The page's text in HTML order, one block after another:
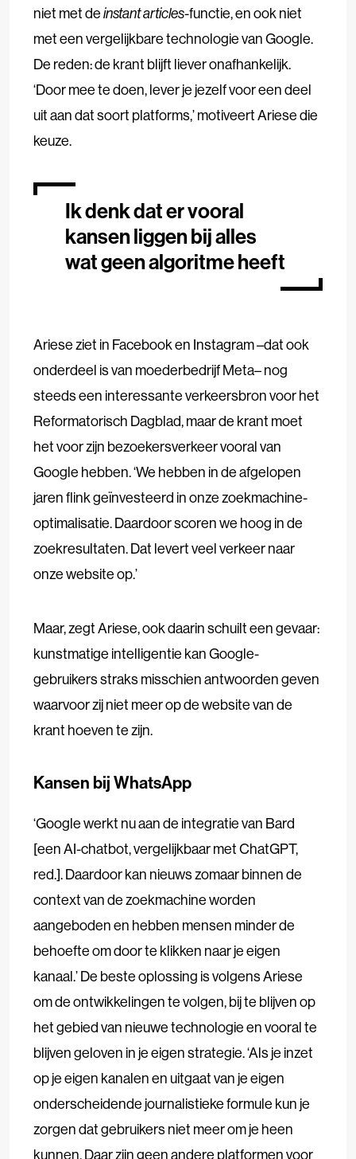
niet met deinstant articles-functie, en ook niet
met een vergelijkbare technologie van Google.
De reden: de krant blijft liever onafhankelijk.
‘Door mee te doen, lever je jezelf voor een deel
uit aan dat soort platforms,’ motiveert Ariese die
keuze.
Ik denk dat er vooral
kansen liggen bij alles
wat geen algoritme heeft
Ariese ziet in Facebook en Instagram –dat ook
onderdeel is van moederbedrijf Meta– nog
steeds een interessante verkeersbron voor het
Reformatorisch Dagblad, maar de krant moet
het voor zijn bezoekersverkeer vooral van
Google hebben. ‘We hebben in de afgelopen
jaren flink geïnvesteerd in onze zoekmachine-
optimalisatie. Daardoor scoren we hoog in de
zoekresultaten. Dat levert veel verkeer naar
onze website op.’
Maar, zegt Ariese, ook daarin schuilt een gevaar:
kunstmatige intelligentie kan Google-
gebruikers straks misschien antwoorden geven
waarvoor zij niet meer op de website van de
krant hoeven te zijn.
Kansen bij WhatsApp
‘Google werkt nu aan de integratie van Bard
[een AI-chatbot, vergelijkbaar met ChatGPT,
red.]. Daardoor kan nieuws zomaar binnen de
context van de zoekmachine worden
aangeboden en hebben mensen minder de
behoefte om door te klikken naar je eigen
kanaal.’ De beste oplossing is volgens Ariese
om de ontwikkelingen te volgen, bij te blijven op
het gebied van nieuwe technologie en vooral te
blijven geloven in je eigen strategie. ‘Als je inzet
op je eigen kanalen en uitgaat van je eigen
onderscheidende journalistieke formule kun je
zorgen dat gebruikers niet meer om je heen
kunnen. Daar zijn geen andere platformen voor